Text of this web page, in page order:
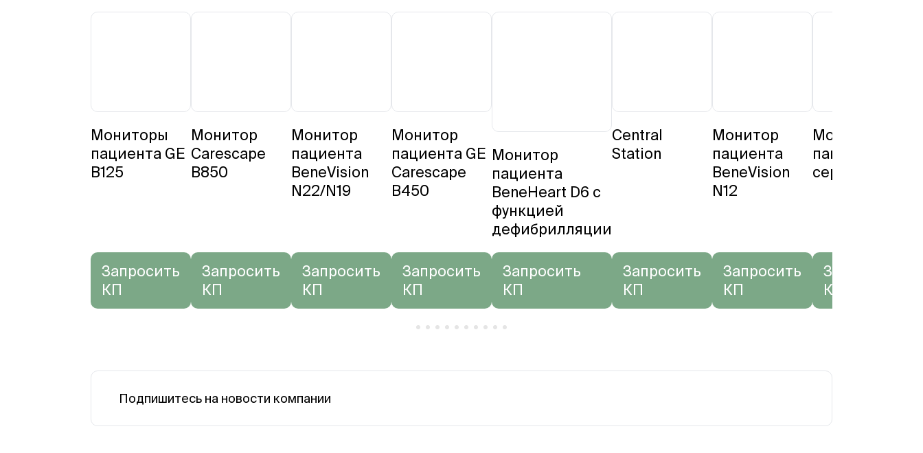
Мониторы
пациента GE
B125
Запросить
КП
Монитор
Carescape
B850
Запросить
КП
Монитор
пациента
BeneVision
N22/N19
Запросить
КП
Монитор
пациента GE
Carescape
B450
Запросить
КП
Монитор
пациента
BeneHeart D6 с
функцией
дефибрилляции
Запросить
КП
Central
Station
Запросить
КП
Монитор
пациента
BeneVision
N12
Запросить
КП
Мониторы
пациента
серии ePM
Запросить
КП
Подпишитесь на новости компании